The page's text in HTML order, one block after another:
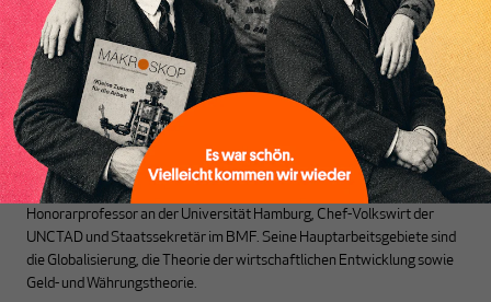
werdenden Leitplanken
des Denkens aus.
Heiner Flassbeck
Er war
Honorarprofessor an der Universität Hamburg, Chef-Volkswirt der
UNCTAD und Staatssekretär im BMF. Seine Hauptarbeitsgebiete sind
die Globalisierung, die Theorie der wirtschaftlichen Entwicklung sowie
Geld- und Währungstheorie.